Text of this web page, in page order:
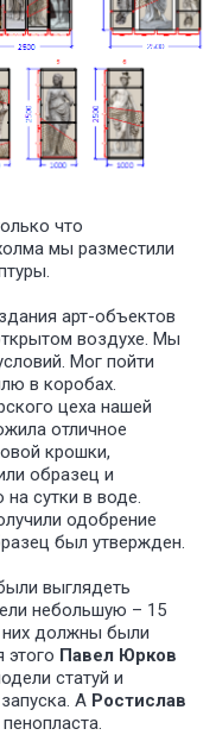
что
мы разместили
арт-объектов
воздухе. Мы
Мог пойти
в коробах.
цеха нашей
отличное
крошки,
образец и
на сутки в воде.
одобрение
был утвержден.
выглядеть
небольшую – 15
них должны были
Павел Юрков
статуй и
А Ростислав